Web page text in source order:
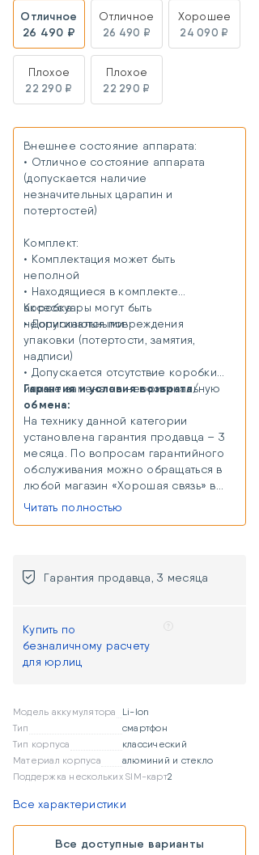
Отличное
26 490 ₽
Отличное
26 490 ₽
Хорошее
24 090 ₽
Плохое
22 290 ₽
Плохое
22 290 ₽
Внешнее состояние аппарата:
• Отличное состояние аппарата
(допускается наличие
незначительных царапин и
потертостей)
Комплект:
• Комплектация может быть
неполной
• Находящиеся в комплекте
аксессуары могут быть
неоригинальными
Коробка:
• Допускаются повреждения
упаковки (потертости, замятия,
надписи)
• Допускается отсутствие коробки
или ее замена на неоригинальную
Гарантия и условия возврата/
обмена:
На технику данной категории
установлена гарантия продавца – 3
месяца. По вопросам гарантийного
обслуживания можно обращаться в
любой магазин «Хорошая связь» в
любом городе присутствия. В случае
доставку (расходы, связанные с
и компенсируются продавцом
одновременно с возвратом товара
после гарантийного ремонта).
Читать полностью
Гарантия продавца, 3 месяца
Купить по
безналичному расчету
для юрлиц
Модель аккумулятора
Li-Ion
Тип
смартфон
Тип корпуса
классический
Материал корпуса
алюминий и стекло
Поддержка нескольких SIM-карт2
Все характеристики
Все доступные варианты